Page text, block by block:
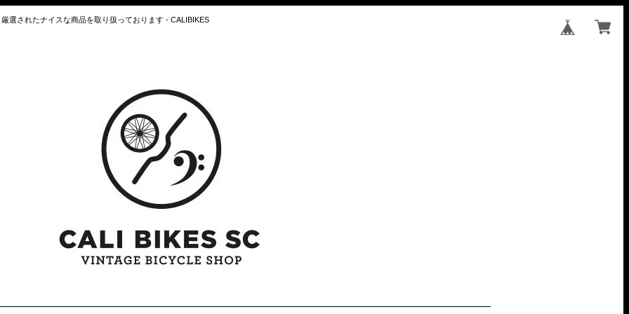
選されたナイスな商品を取り扱っております - CALIBIKES